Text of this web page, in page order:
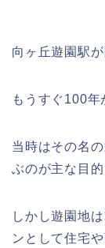
向ヶ丘遊園駅
もうすぐ100年
当時はその名
ぶのが主な目的
しかし遊園地
ンとして住宅